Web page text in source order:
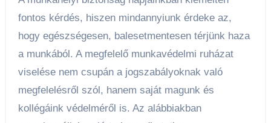
fontos kérdés, hiszen mindannyiunk érdeke az,
hogy egészségesen, balesetmentesen térjünk haza
a munkából. A megfelelő munkavédelmi ruházat
viselése nem csupán a jogszabályoknak való
megfelelésről szól, hanem saját magunk és
kollégáink védelméről is. Az alábbiakban